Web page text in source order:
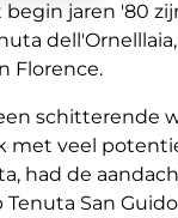
toe bij een
en als u
U ziet uw
in Dordrecht,
jaren '80
Florence.
schitterende
met veel
had de
San